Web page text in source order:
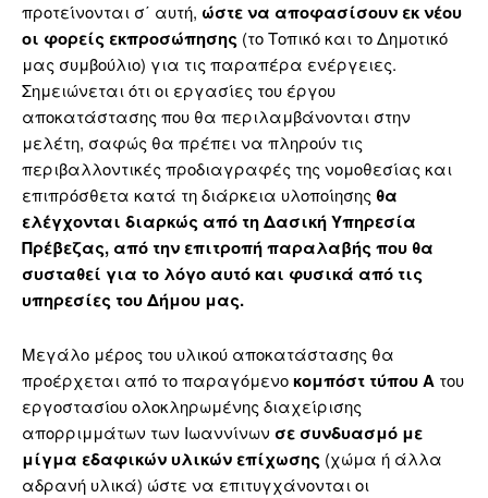
προτείνονται σ΄ αυτή, ώστε να αποφασίσουν εκ νέου
οι φορείς εκπροσώπησης (το Τοπικό και το Δημοτικό
μας συμβούλιο) για τις παραπέρα ενέργειες.
Σημειώνεται ότι οι εργασίες του έργου
αποκατάστασης που θα περιλαμβάνονται στην
μελέτη, σαφώς θα πρέπει να πληρούν τις
περιβαλλοντικές προδιαγραφές της νομοθεσίας και
επιπρόσθετα κατά τη διάρκεια υλοποίησης θα
ελέγχoνται διαρκώς από τη Δασική Υπηρεσία
Πρέβεζας, από την επιτροπή παραλαβής που θα
συσταθεί για το λόγο αυτό και φυσικά από τις
υπηρεσίες του Δήμου μας.
Μεγάλο μέρος του υλικού αποκατάστασης θα
προέρχεται από το παραγόμενοκομπόστ τύπου Α του
εργοστασίου ολοκληρωμένης διαχείρισης
απορριμμάτων των Ιωαννίνων σε συνδυασμό με
μίγμα εδαφικών υλικών επίχωσης (χώμα ή άλλα
αδρανή υλικά) ώστε να επιτυγχάνονται οι